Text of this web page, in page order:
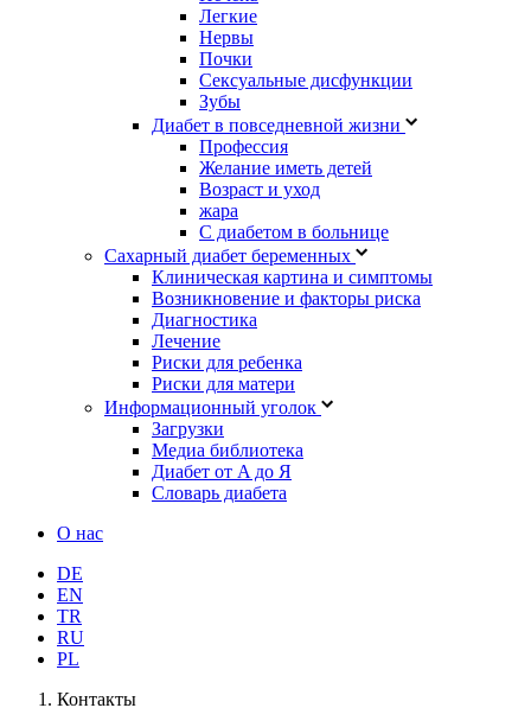
Легкие
Нервы
Почки
Сексуальные дисфункции
Зубы
Диабет в повседневной жизни
Профессия
Желание иметь детей
Возраст и уход
жара
С диабетом в больнице
Сахарный диабет беременных
Клиническая картина и симптомы
Возникновение и факторы риска
Диагностика
Лечение
Риски для ребенка
Риски для матери
Информационный уголок
Загрузки
Медиа библиотека
Диабет от A до Я
Словарь диабета
О нас
DE
EN
TR
RU
PL
Контакты